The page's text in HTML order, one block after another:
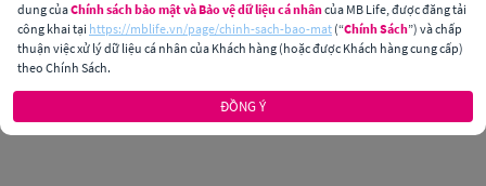
dung củaChính sách bảo mật và Bảo vệ dữ liệu cá nhâncủa MB Life, được đăng tải
công khai tại https://mblife.vn/page/chinh-sach-bao-mat (“Chính Sách”) và chấp
thuận việc xử lý dữ liệu cá nhân của Khách hàng (hoặc được Khách hàng cung cấp)
theo Chính Sách.
ĐỒNG Ý